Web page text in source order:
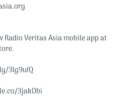
Radio Veritas Asia mobile app at
3lg9uIQ
3jakDbi